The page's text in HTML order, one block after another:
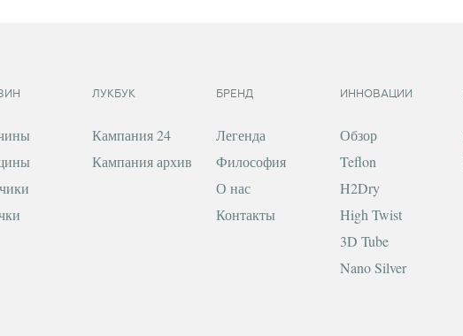
ЛУКБУК
Кампания 24
Кампания архив
БРЕНД
Легенда
Философия
О нас
Контакты
ИННОВАЦИИ
Обзор
Teflon
H2Dry
High Twist
3D Tube
Nano Silver